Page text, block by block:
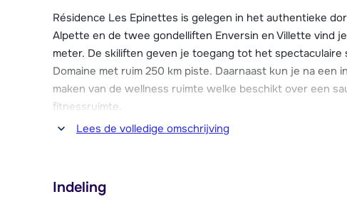
Résidence Les Epinettes is gelegen in het authentieke
Alpette en de twee gondelliften Enversin en Villette vind
meter. De skiliften geven je toegang tot het spectaculaire
Domaine met ruim 250 km piste. Daarnaast kun je na een
maken van de wellness ruimte welke beschikt over een
fitnessruimte.
Lees de volledige omschrijving
Indeling